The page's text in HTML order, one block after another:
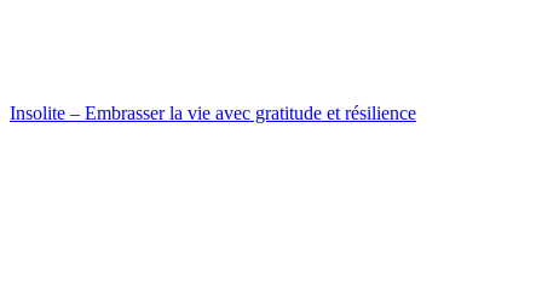
Insolite – Embrasser la vie avec gratitude et résilience